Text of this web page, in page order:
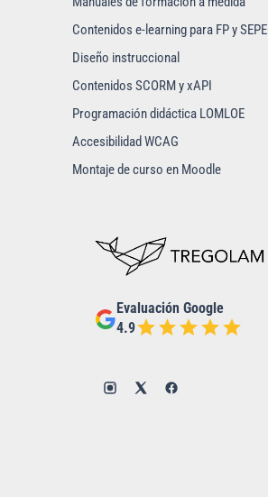
Contenidos e-learning para FP y SEPE
Diseño instruccional
Contenidos SCORM y xAPI
Programación didáctica LOMLOE
Accesibilidad WCAG
Montaje de curso en Moodle
Evaluación Google
4.9